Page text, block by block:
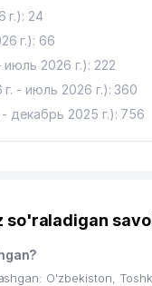
г.): 24
г.): 66
2026 г.): 222
- июль 2026 г.): 360
декабрь 2025 г.): 756
so'raladigan
O'zbekiston,